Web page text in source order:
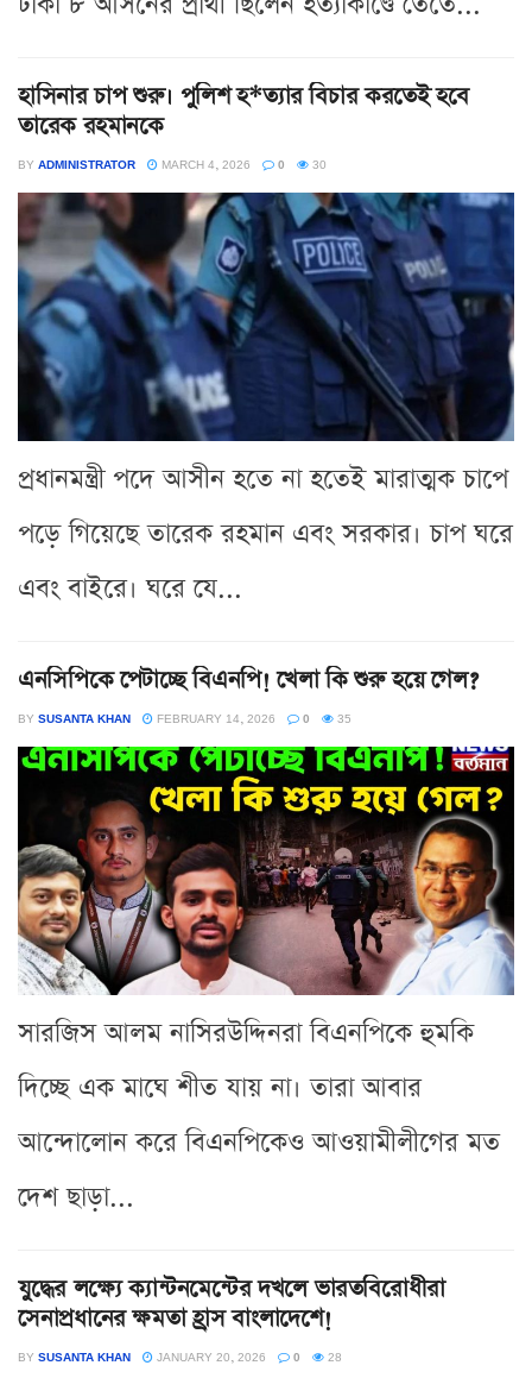
হাসিনার চাপ শুরু। পুলিশ হ*ত্যার বিচার করতেই হবে
তারেক রহমানকে
BY ADMINISTRATOR MARCH 4, 2026 0 30
প্রধানমন্ত্রী পদে আসীন হতে না হতেই মারাত্মক চাপে
পড়ে গিয়েছে তারেক রহমান এবং সরকার। চাপ ঘরে
এবং বাইরে। ঘরে যে...
এনসিপিকে পেটাচ্ছে বিএনপি! খেলা কি শুরু হয়ে গেল?
BY SUSANTA KHAN FEBRUARY 14, 2026 0 35
সারজিস আলম নাসিরউদ্দিনরা বিএনপিকে হুমকি
দিচ্ছে এক মাঘে শীত যায় না। তারা আবার
আন্দোলোন করে বিএনপিকেও আওয়ামীলীগের মত
দেশ ছাড়া...
যুদ্ধের লক্ষ্যে ক্যান্টনমেন্টের দখলে ভারতবিরোধীরা
সেনাপ্রধানের ক্ষমতা হ্রাস বাংলাদেশে!
BY SUSANTA KHAN JANUARY 20, 2026 0 28